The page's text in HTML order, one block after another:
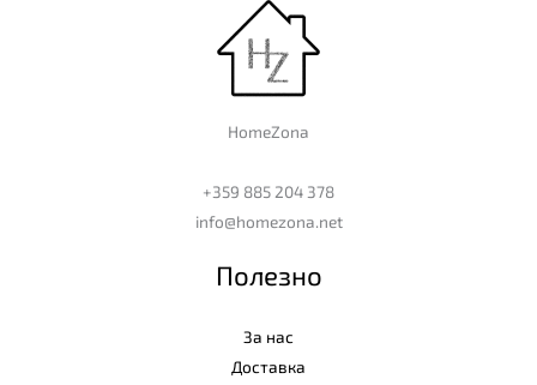
HomeZona
+359 885 204 378
info@homezona.net
Полезно
За нас
Доставка